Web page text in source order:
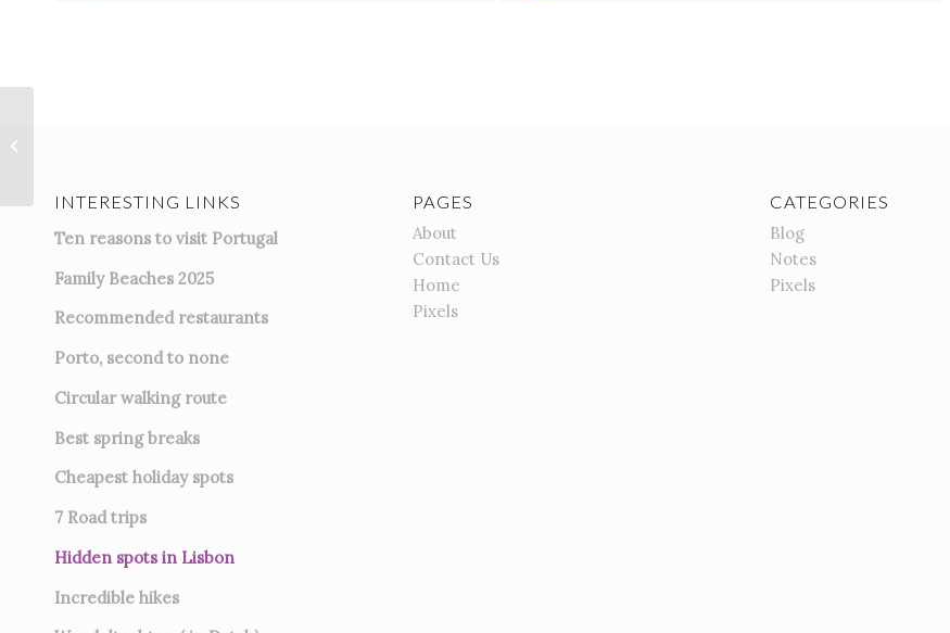
INTERESTING LINKS
Ten reasons to visit Portugal
Family Beaches 2025
Recommended restaurants
Porto, second to none
Circular walking route
Best spring breaks
Cheapest holiday spots
7 Road trips
Hidden spots in Lisbon
Incredible hikes
PAGES
About
Contact Us
Home
Pixels
CATEGORIES
Blog
Notes
Pixels